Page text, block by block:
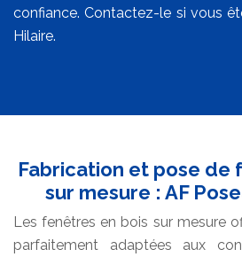
confiance. Contactez-le si vous
Hilaire.
Fabrication et pose de
sur mesure : AF
Les fenêtres en bois sur mesure
parfaitement adaptées aux